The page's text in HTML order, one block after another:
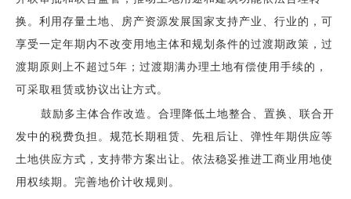
换。利用存量土地、房产资源发展国家支持产业、行业的，可
享受一定年期内不改变用地主体和规划条件的过渡期政策，过
渡期原则上不超过5年；过渡期满办理土地有偿使用手续的，
可采取租赁或协议出让方式。
鼓励多主体合作改造。合理降低土地整合、置换、联合开
发中的税费负担。规范长期租赁、先租后让、弹性年期供应等
土地供应方式，支持带方案出让。依法稳妥推进工商业用地使
用权续期。完善地价计收规则。